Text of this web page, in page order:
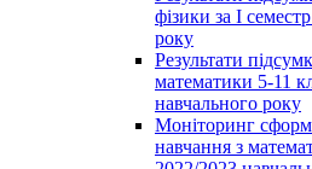
фізики за І
року
Результати
математики 5-11
навчального року
Моніторинг
навчання з